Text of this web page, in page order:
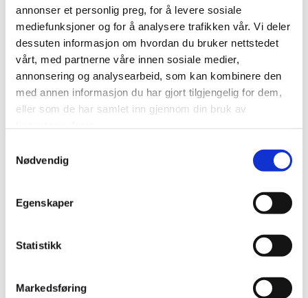
annonser et personlig preg, for å levere sosiale
mediefunksjoner og for å analysere trafikken vår. Vi deler
dessuten informasjon om hvordan du bruker nettstedet
vårt, med partnerne våre innen sosiale medier,
annonsering og analysearbeid, som kan kombinere den
med annen informasjon du har gjort tilgjengelig for dem,
eller som de har samlet inn gjennom din bruk av
Nødvendig
Egenskaper
Statistikk
Markedsføring
dekningen, men blir arbeidstaker skadet på vei til å
motta en pakke fra jobben sendt med budbil til
arbeidstakers hjemmekontor, vil det omfattes av
dekningen. Reiser arbeidstaker ut i lunsjpausen for å
kjøpe lunsj i butikken, faller dette utenfor dekningen. En
sak fra FinKN-2017-779 er illustrerende for
grensedragningen; en arbeidstaker hadde
hjemmekontor på hytta. Idet arbeidstaker skulle kaste
lunsjpausen, skled hun og skadet seg.
yrkesskadedekning da ulykken ikke hadde inntruffet
under utførelse av arbeid, og at det ikke forelå
arbeidstakers ordinære arbeidsoppgaver.
Kravet til rom – «på arbeidsstedet»